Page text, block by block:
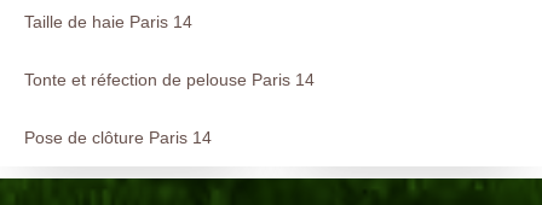
Taille de haie Paris 14
Tonte et réfection de pelouse Paris 14
Pose de clôture Paris 14